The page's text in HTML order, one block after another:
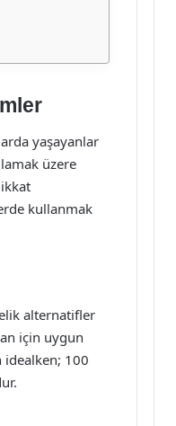
yaşayanlar
üzere
kullanmak
alternatifler
için uygun
idealken; 100